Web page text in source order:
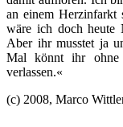
an einem Herzinfarkt
wäre ich doch heute
Aber ihr musstet ja
Mal könnt ihr ohne
verlassen.«
(c) 2008, Marco